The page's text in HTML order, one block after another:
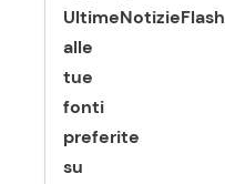
UltimeNotizieFlash
alle
tue
fonti
preferite
su